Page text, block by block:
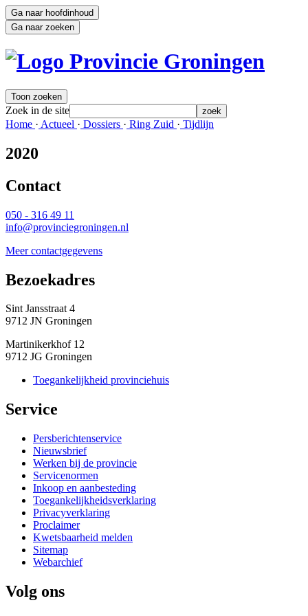
Ga naar hoofdinhoud
Ga naar zoeken
Toon zoeken
Zoek in de site zoek
Home · Actueel · Dossiers · Ring Zuid · Tijdlijn
2020
Contact
050 - 316 49 11
info@provinciegroningen.nl
Meer contactgegevens
Bezoekadres
Sint Jansstraat 4
9712 JN Groningen
Martinikerkhof 12
9712 JG Groningen
Toegankelijkheid provinciehuis
Service
Persberichtenservice
Nieuwsbrief
Werken bij de provincie
Servicenormen
Inkoop en aanbesteding
Toegankelijkheidsverklaring
Privacyverklaring
Proclaimer
Kwetsbaarheid melden
Sitemap
Webarchief
Volg ons